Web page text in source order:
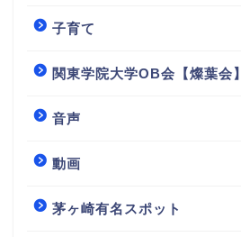
子育て
関東学院大学OB会【燦葉会】
音声
動画
茅ヶ崎有名スポット